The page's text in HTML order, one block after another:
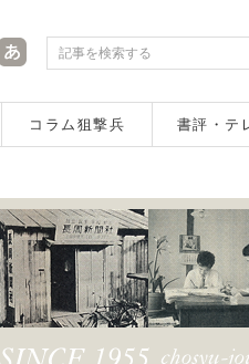
コラム狙撃兵 書評・テ